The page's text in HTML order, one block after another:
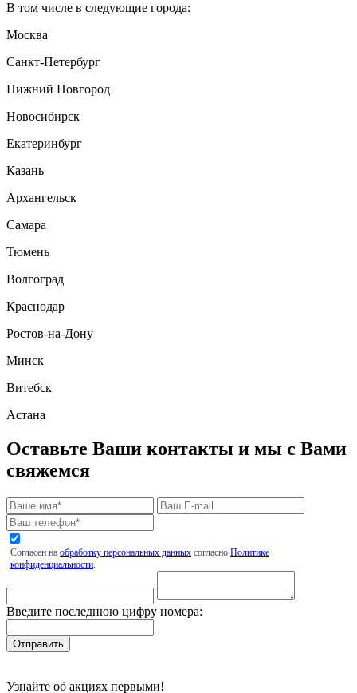
В том числе в следующие города:
Москва
Санкт-Петербург
Нижний Новгород
Новосибирск
Екатеринбург
Казань
Архангельск
Самара
Тюмень
Волгоград
Краснодар
Ростов-на-Дону
Минск
Витебск
Астана
Оставьте Ваши контакты и мы с Вами
свяжемся
Согласен на обработку персональных данных согласно Политике
конфиденциальности.
Введите последнюю цифру номера:
Узнайте об акциях первыми!